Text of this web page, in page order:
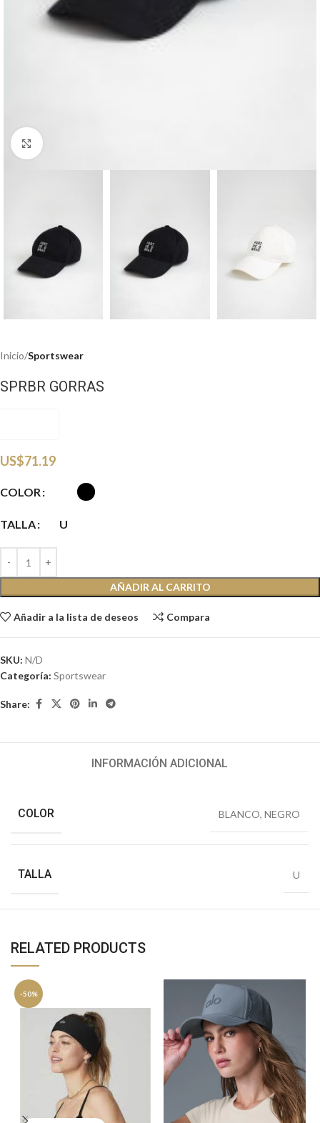
Haga clic para ampliar
Inicio Sportswear
SPRBR GORRAS
US$71.19
COLOR
TALLA U
AÑADIR AL CARRITO
Añadir a la lista de deseos Compara
SKU: N/D
Categoría: Sportswear
Share:
INFORMACIÓN ADICIONAL
COLOR BLANCO,NEGRO
TALLA U
RELATED PRODUCTS
-50%